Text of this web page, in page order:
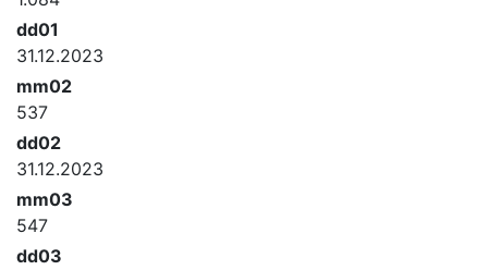
dd01
31.12.2023
mm02
537
dd02
31.12.2023
mm03
547
dd03